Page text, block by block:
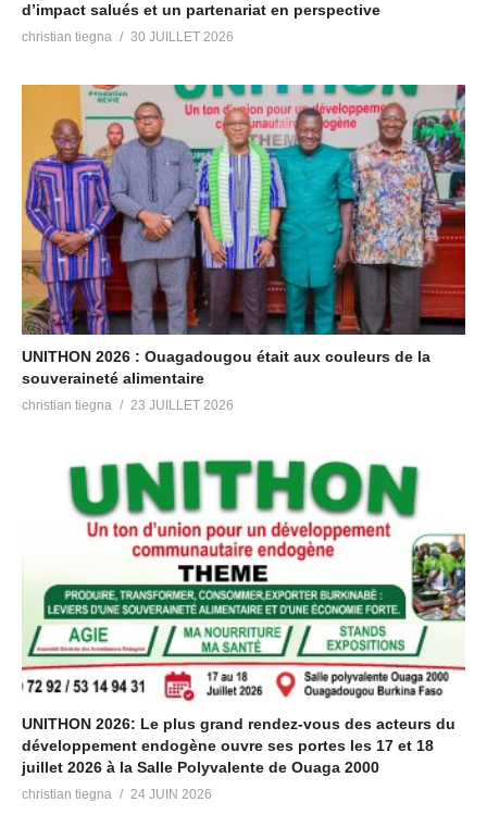
d’impact salués et un partenariat en perspective
christian tiegna 30 JUILLET 2026
UNITHON 2026 : Ouagadougou était aux couleurs de la
souveraineté alimentaire
christian tiegna 23 JUILLET 2026
UNITHON 2026: Le plus grand rendez-vous des acteurs du
développement endogène ouvre ses portes les 17 et 18
juillet 2026 à la Salle Polyvalente de Ouaga 2000
christian tiegna 24 JUIN 2026